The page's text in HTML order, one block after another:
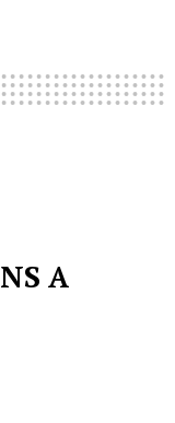
A